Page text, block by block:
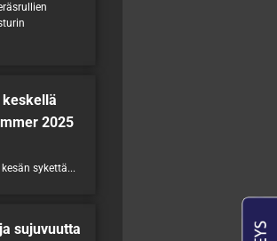
2025
sykettä...
sujuvuutta